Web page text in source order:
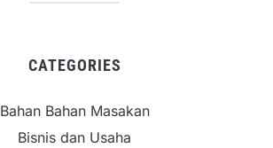
CATEGORIES
Bahan Bahan Masakan
Bisnis dan Usaha